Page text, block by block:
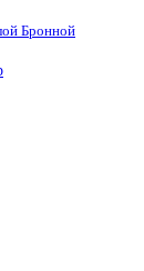
Бронной